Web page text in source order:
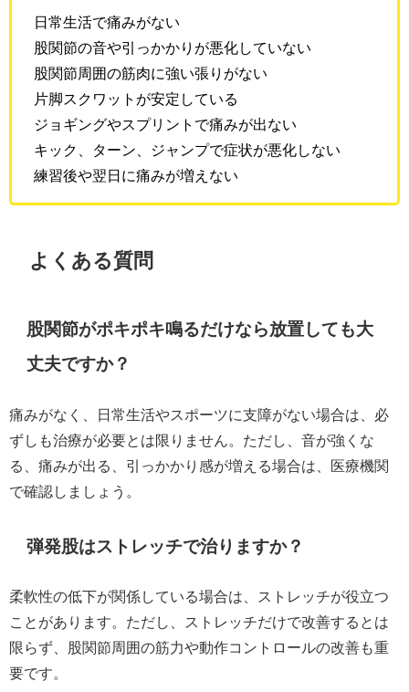
日常生活で痛みがない
股関節の音や引っかかりが悪化していない
股関節周囲の筋肉に強い張りがない
片脚スクワットが安定している
ジョギングやスプリントで痛みが出ない
キック、ターン、ジャンプで症状が悪化しない
練習後や翌日に痛みが増えない
よくある質問
股関節がポキポキ鳴るだけなら放置しても大
丈夫ですか？
痛みがなく、日常生活やスポーツに支障がない場合は、必
ずしも治療が必要とは限りません。ただし、音が強くな
る、痛みが出る、引っかかり感が増える場合は、医療機関
で確認しましょう。
弾発股はストレッチで治りますか？
柔軟性の低下が関係している場合は、ストレッチが役立つ
ことがあります。ただし、ストレッチだけで改善するとは
限らず、股関節周囲の筋力や動作コントロールの改善も重
要です。